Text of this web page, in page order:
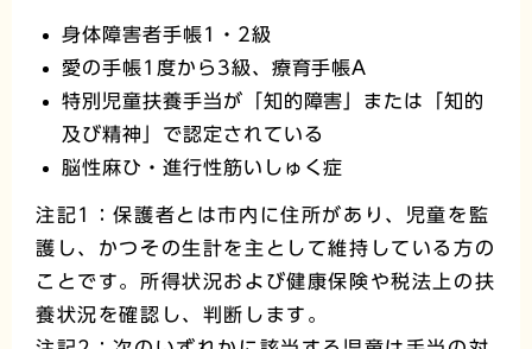
身体障害者手帳1・2級
愛の手帳1度から3級、療育手帳A
特別児童扶養手当が「知的障害」または「知的
及び精神」で認定されている
脳性麻ひ・進行性筋いしゅく症
注記1：保護者とは市内に住所があり、児童を監
護し、かつその生計を主として維持している方の
ことです。所得状況および健康保険や税法上の扶
養状況を確認し、判断します。